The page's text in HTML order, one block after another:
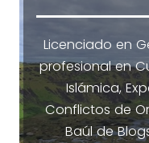
Licenciado en
profesional en
Islámica,
Conflictos de
Baúl de